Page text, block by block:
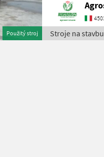
Použitý stroj Stroje na